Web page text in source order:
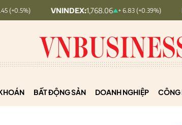
VNINDEX: 1,768.06 + 6.83 (+0.39%) HNX30:
BẤT ĐỘNG SẢN DOANH NGHIỆP CÔNG